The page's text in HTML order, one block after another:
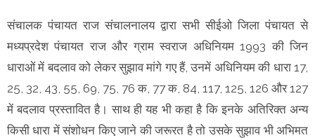
संचालक पंचायत राज संचालनालय द्वारा सभी सीईओ जिला पंचायत से
मध्यप्रदेश पंचायत राज और ग्राम स्वराज अधिनियम 1993 की जिन
धाराओं में बदलाव को लेकर सुझाव मांगे गए हैं, उनमें अधिनियम की धारा 17,
25, 32, 43, 55, 69, 75, 76 क, 77 क, 84, 117, 125, 126 और 127
में बदलाव प्रस्तावित है। साथ ही यह भी कहा है कि इनके अतिरिक्त अन्य
किसी धारा में संशोधन किए जाने की जरूरत है तो उसके सुझाव भी अभिमत